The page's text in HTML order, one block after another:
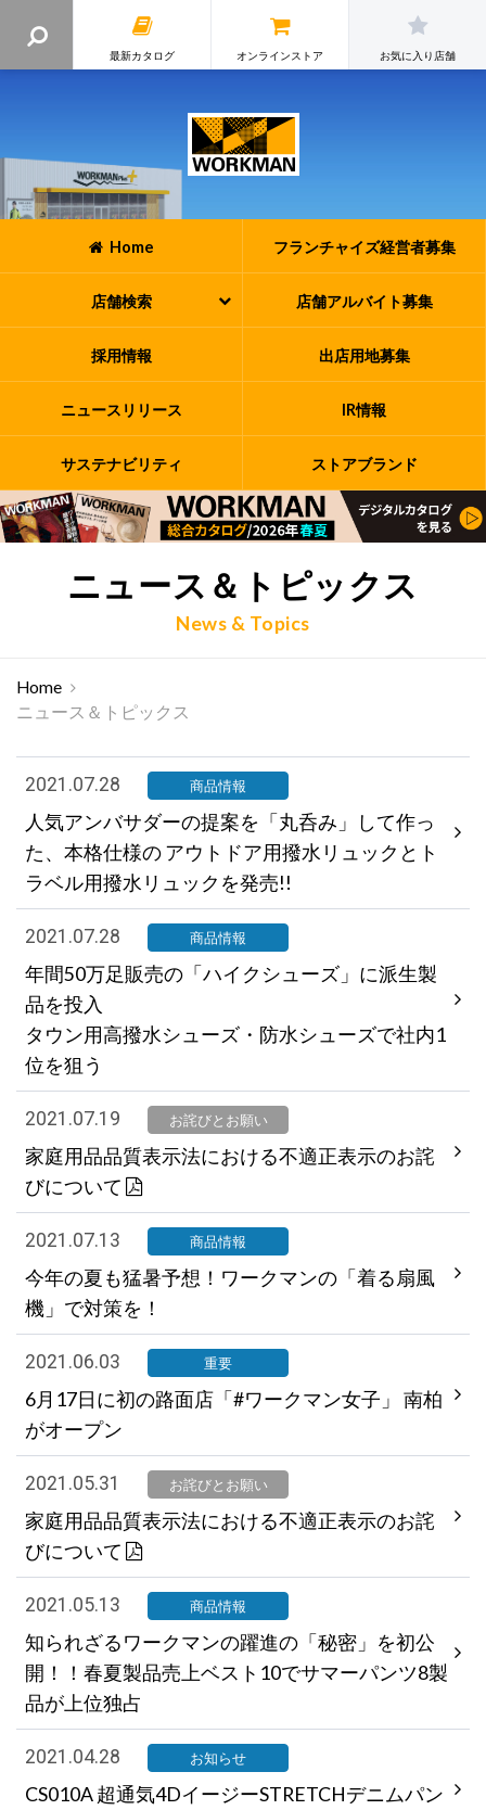
最新カタログ オンラインストア お気に入り店舗
Home フランチャイズ経営者募集
店舗検索 店舗アルバイト募集
採用情報 出店用地募集
ニュースリリース IR情報
サステナビリティ ストアブランド
ニュース＆トピックス
News & Topics
Home
ニュース＆トピックス
2021.07.28 商品情報
人気アンバサダーの提案を「丸呑み」して作っ
た、本格仕様の アウトドア用撥水リュックとト
ラベル用撥水リュックを発売!!
2021.07.28 商品情報
年間50万足販売の「ハイクシューズ」に派生製
品を投入
タウン用高撥水シューズ・防水シューズで社内1
位を狙う
2021.07.19 お詫びとお願い
家庭用品品質表示法における不適正表示のお詫
びについて
2021.07.13 商品情報
今年の夏も猛暑予想！ワークマンの「着る扇風
機」で対策を！
2021.06.03 重要
6月17日に初の路面店「#ワークマン女子」 南柏
がオープン
2021.05.31 お詫びとお願い
家庭用品品質表示法における不適正表示のお詫
びについて
2021.05.13 商品情報
知られざるワークマンの躍進の「秘密」を初公
開！！春夏製品売上ベスト10でサマーパンツ8製
品が上位独占
2021.04.28 お知らせ
CS010A 超通気4DイージーSTRETCHデニムパン